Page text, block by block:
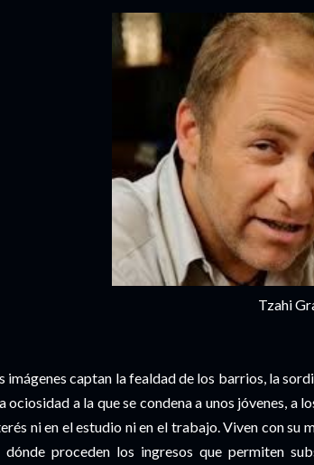
Tzahi
imágenes captan la fealdad de los barrios, la
ociosidad a la que se condena a unos jóvenes, a
ni en el estudio ni en el trabajo. Viven con su
dónde proceden los ingresos que permiten